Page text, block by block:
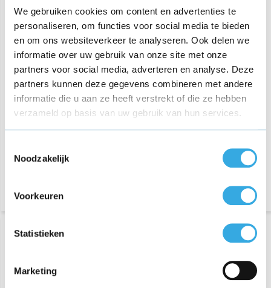
We gebruiken cookies om content en advertenties te
personaliseren, om functies voor social media te bieden
en om ons websiteverkeer te analyseren. Ook delen we
informatie over uw gebruik van onze site met onze
partners voor social media, adverteren en analyse. Deze
partners kunnen deze gegevens combineren met andere
informatie die u aan ze heeft verstrekt of die ze hebben
verzameld op basis van uw gebruik van hun services.
Noodzakelijk
Voorkeuren
Statistieken
Marketing
Originele USB-C naar
Lightning kabel 1M
€ 18,75
6 reviews
Morgen in huis
OnePlus Warp Charge USB
C Kabel 1m
€ 12,95